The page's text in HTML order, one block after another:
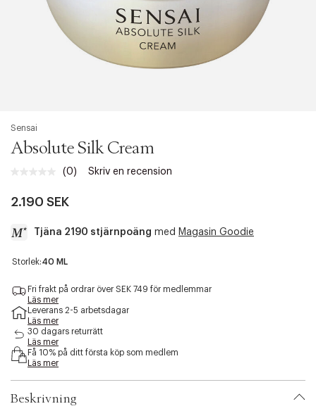
Sensai
Absolute Silk Cream
Inget
Länk
sida.
(0) Skriv en recension
2.190 SEK
Tjäna 2190 stjärnpoäng med Magasin Goodie
a
c
s
b
i
t
Storlek:40 ML
Fri frakt på ordrar över SEK 749 för medlemmar
Läs mer
Leverans 2-5 arbetsdagar
Läs mer
30 dagars returrätt
Läs mer
Få 10% på ditt första köp som medlem
Läs mer
Beskrivning